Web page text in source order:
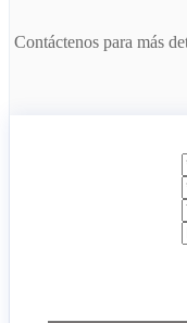
Contáctenos para más